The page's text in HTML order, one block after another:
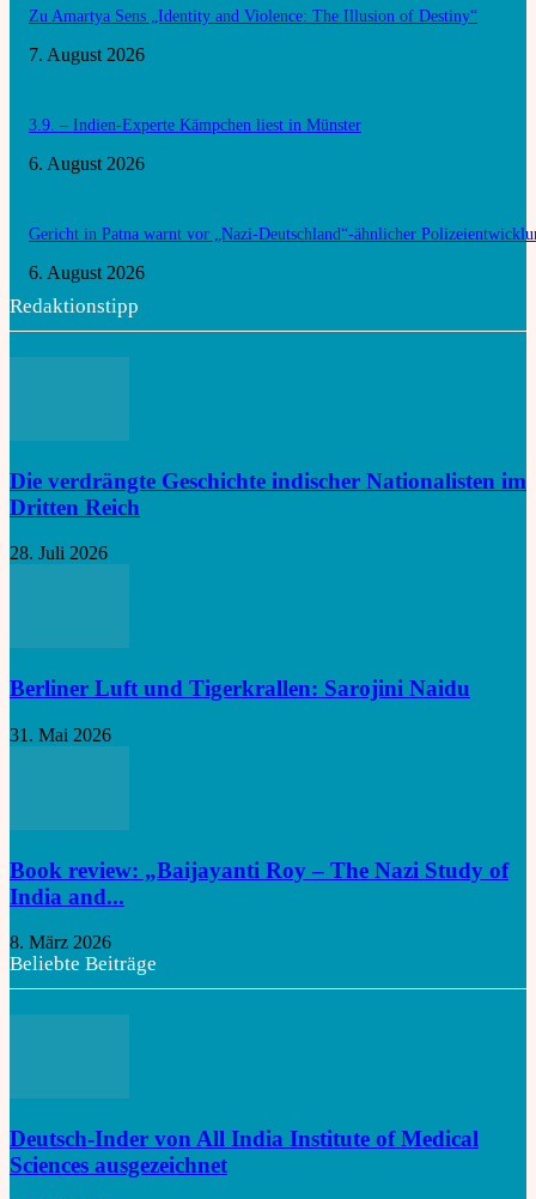
Zu Amartya Sens „Identity and Violence: The Illusion of Destiny“
7. August 2026
3.9. – Indien-Experte Kämpchen liest in Münster
6. August 2026
Gericht in Patna warnt vor „Nazi-Deutschland“-ähnlicher
6. August 2026
Redaktionstipp
Die verdrängte Geschichte indischer Nationalisten im
Dritten Reich
28. Juli 2026
Berliner Luft und Tigerkrallen: Sarojini Naidu
31. Mai 2026
Book review: „Baijayanti Roy – The Nazi Study of
India and...
8. März 2026
Beliebte Beiträge
Deutsch-Inder von All India Institute of Medical
Sciences ausgezeichnet